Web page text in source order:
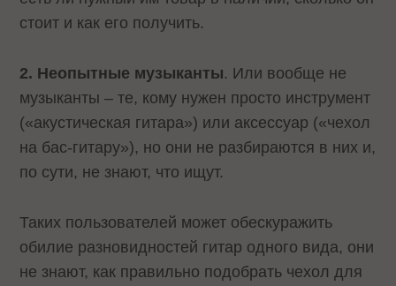
стоит и как его получить.
2. Неопытные музыканты. Или вообще не
музыканты – те, кому нужен просто инструмент
(«акустическая гитара») или аксессуар («чехол
на бас-гитару»), но они не разбираются в них и,
по сути, не знают, что ищут.
Таких пользователей может обескуражить
обилие разновидностей гитар одного вида, они
не знают, как правильно подобрать чехол для